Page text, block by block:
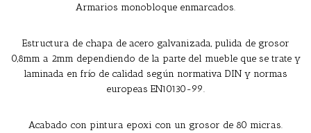
Armarios monobloque enmarcados.
Estructura de chapa de acero galvanizada, pulida de grosor
0,8mm a 2mm dependiendo de la parte del mueble que se trate y
laminada en frío de calidad según normativa DIN y normas
europeas EN10130-99.
Acabado con pintura epoxi con un grosor de 80 micras.